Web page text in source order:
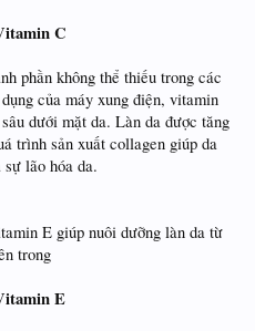
C
phần không thể thiếu trong các
của máy xung điện, vitamin
dưới mặt da. Làn da được tăng
trình sản xuất collagen giúp da
lão hóa da.
E giúp nuôi dưỡng làn da từ
trong​
E